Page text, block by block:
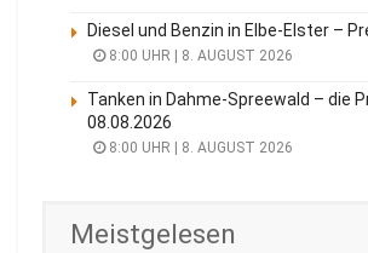
Diesel und Benzin in Elbe-Elster –
8:00 UHR | 8. AUGUST 2026
Tanken in Dahme-Spreewald – die
08.08.2026
8:00 UHR | 8. AUGUST 2026
Meistgelesen